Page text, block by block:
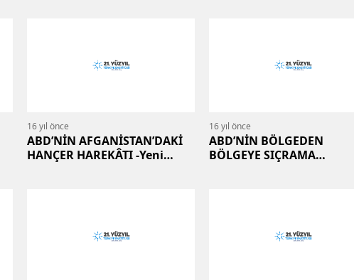
16 yıl önce
ABD’NİN AFGANİSTAN’DAKİ
HANÇER HAREKÂTI -Yeni
16 yıl önce
ABD’NİN BÖLGEDEN
BÖLGEYE SIÇRAMA